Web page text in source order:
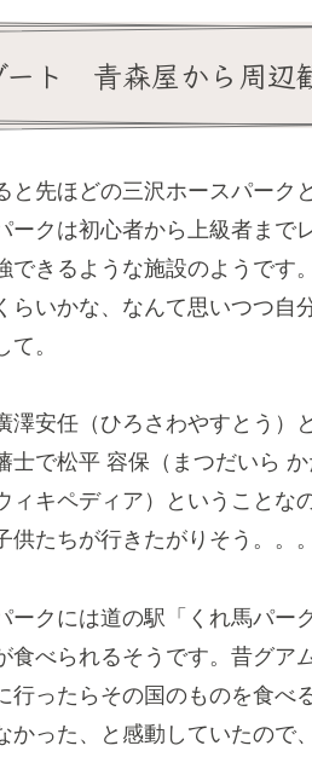
ート 青森屋から周
と先ほどの三沢ホースパーク
ークは初心者から上級者ま
できるような施設のようです
らいかな、なんて思いつつ自
。
澤安任（ひろさわやすとう）
士で松平 容保（まつだいら
ィキペディア）ということなの
供たちが行きたがりそう。。。
ークには道の駅「くれ馬パー
食べられるそうです。昔グア
行ったらその国のものを食べ
かった、と感動していたので